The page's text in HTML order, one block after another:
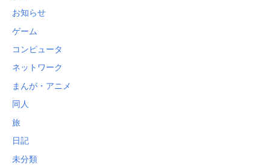
お知らせ
ゲーム
コンピュータ
ネットワーク
まんが・アニメ
同人
旅
日記
未分類